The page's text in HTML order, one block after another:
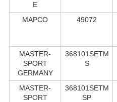
E
MAPCO 49072
MASTER-
SPORT
GERMANY
368101SETM
S
MASTER-
SPORT
368101SETM
SP